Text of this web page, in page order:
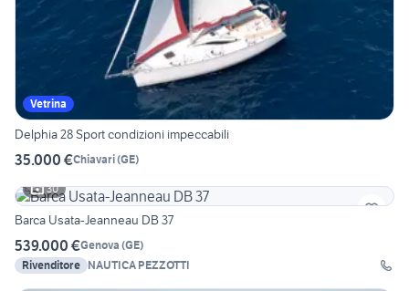
Vetrina
Delphia 28 Sport condizioni impeccabili
35.000 €Chiavari(GE)
30
Barca Usata-Jeanneau DB 37
539.000 €Genova (GE)
Rivenditore NAUTICA PEZZOTTI